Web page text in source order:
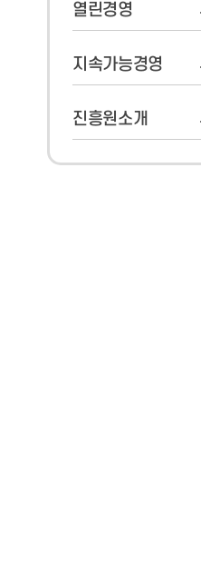
열린경영
지속가능경영
진흥원소개